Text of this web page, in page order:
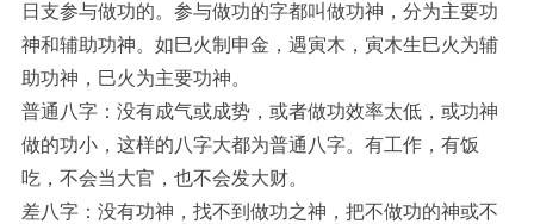
日支参与做功的。参与做功的字都叫做功神，分为主要功
神和辅助功神。如巳火制申金，遇寅木，寅木生巳火为辅
助功神，巳火为主要功神。
普通八字：没有成气或成势，或者做功效率太低，或功神
做的功小，这样的八字大都为普通八字。有工作，有饭
吃，不会当大官，也不会发大财。
差八字：没有功神，找不到做功之神，把不做功的神或不